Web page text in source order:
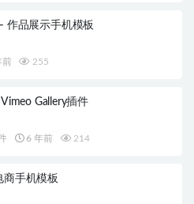
作品展示手机模板
前 255
Gallery插件
6 年前 214
商手机模板